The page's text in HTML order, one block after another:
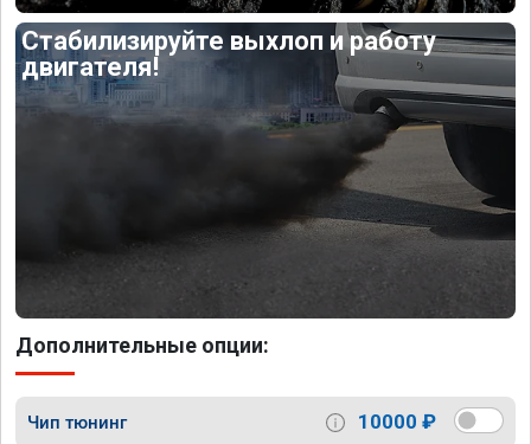
Стабилизируйте выхлоп и работу
двигателя!
Дополнительные опции:
Чип тюнинг 10000 ₽